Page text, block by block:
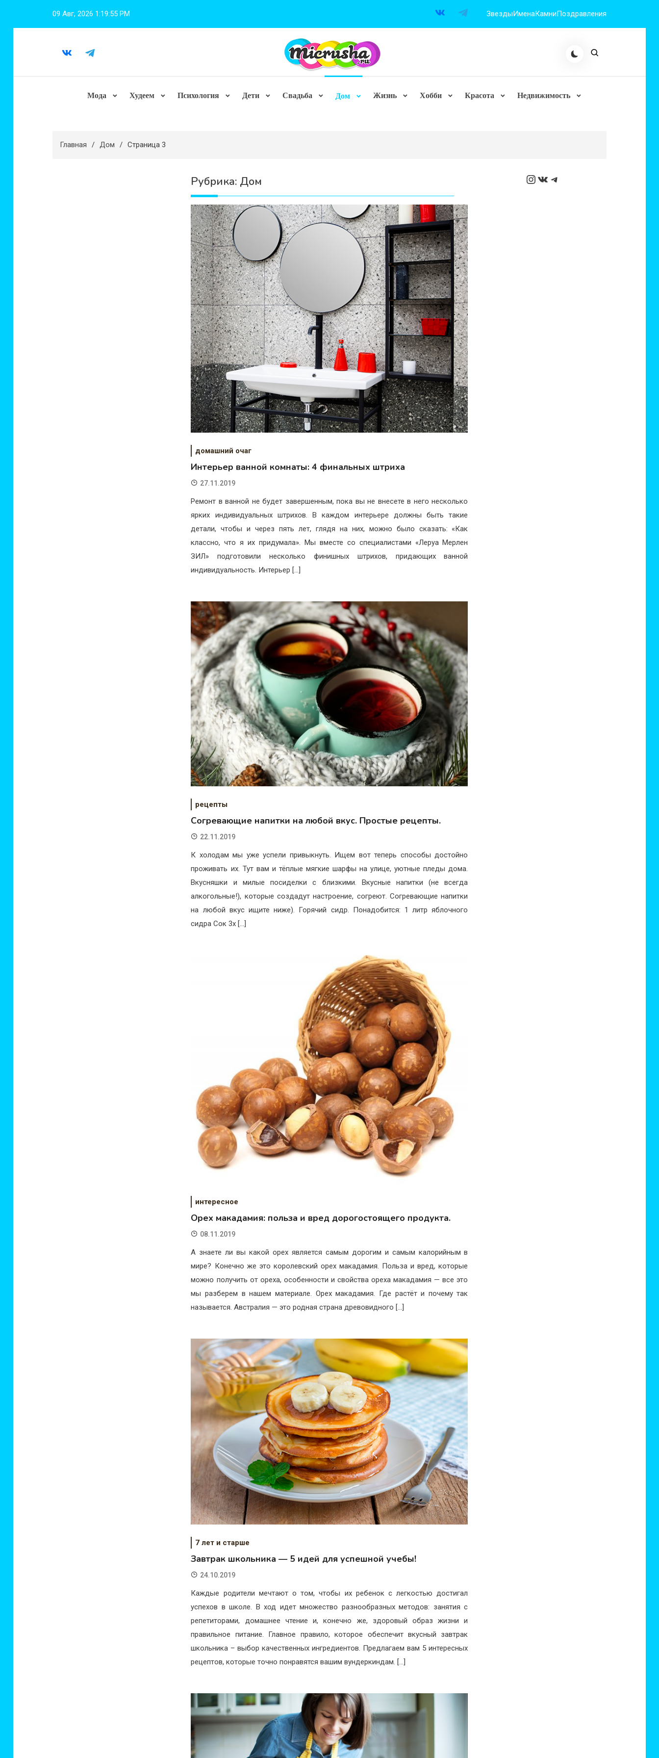
09 Авг, 2026 1:19:57 PM ЗвездыИменаКамниПоздравления
Мода Худеем Психология Дети Свадьба Дом Жизнь Хобби Красота Недвижимость
Главная Дом Страница 3
Рубрика: Дом
домашний очаг
Интерьер ванной комнаты: 4 финальных штриха
27.11.2019
Ремонт в ванной не будет завершенным, пока вы не внесете в него несколько
ярких индивидуальных штрихов. В каждом интерьере должны быть такие
детали, чтобы и через пять лет, глядя на них, можно было сказать: «Как
классно, что я их придумала». Мы вместе со специалистами «Леруа Мерлен
ЗИЛ» подготовили несколько финишных штрихов, придающих ванной
индивидуальность. Интерьер […]
рецепты
Согревающие напитки на любой вкус. Простые рецепты.
22.11.2019
К холодам мы уже успели привыкнуть. Ищем вот теперь способы достойно
проживать их. Тут вам и тёплые мягкие шарфы на улице, уютные пледы дома.
Вкусняшки и милые посиделки с близкими. Вкусные напитки (не всегда
алкогольные!), которые создадут настроение, согреют. Согревающие напитки
на любой вкус ищите ниже). Горячий сидр. Понадобится: 1 литр яблочного
сидра Сок 3х […]
интересное
Орех макадамия: польза и вред дорогостоящего продукта.
08.11.2019
А знаете ли вы какой орех является самым дорогим и самым калорийным в
мире? Конечно же это королевский орех макадамия. Польза и вред, которые
можно получить от ореха, особенности и свойства ореха макадамия — все это
мы разберем в нашем материале. Орех макадамия. Где растёт и почему так
называется. Австралия — это родная страна древовидного […]
7 лет и старше
Завтрак школьника — 5 идей для успешной учебы!
24.10.2019
Каждые родители мечтают о том, чтобы их ребенок с легкостью достигал
успехов в школе. В ход идет множество разнообразных методов: занятия с
репетиторами, домашнее чтение и, конечно же, здоровый образ жизни и
правильное питание. Главное правило, которое обеспечит вкусный завтрак
школьника – выбор качественных ингредиентов. Предлагаем вам 5 интересных
рецептов, которые точно понравятся вашим вундеркиндам. […]
Instagram
ВКонтакте
Telegram